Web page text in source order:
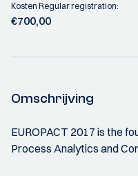
Kosten Regular registration:
€700,00
Omschrijving
EUROPACT 2017 is the
Process Analytics and